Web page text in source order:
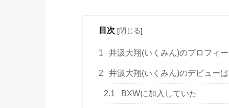
目次 [閉じる]
1 井汲大翔(いくみん)のプロフィ
2 井汲大翔(いくみん)のデビュー
2.1 BXWに加入していた